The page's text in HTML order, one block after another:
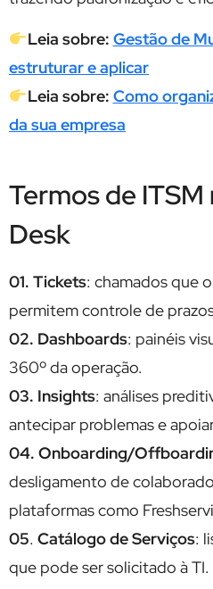
Leia sobre: Gestão de
estruturar e aplicar
Leia sobre: Como
da sua empresa
Termos de
Desk
01. Tickets: chamados que
permitem controle de
02. Dashboards: painéis
360º da operação.
03. Insights: análises
antecipar problemas e
04. Onboarding/
desligamento de
plataformas como
05. Catálogo de Serviços:
que pode ser solicitado à TI.